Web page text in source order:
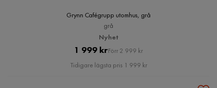
Grynn Cafégrupp utomhus, grå
grå
Nyhet
Pris
1 999 krOriginal
Pris
Förr 2 999 kr
Tidigare lägsta pris 1 999 kr